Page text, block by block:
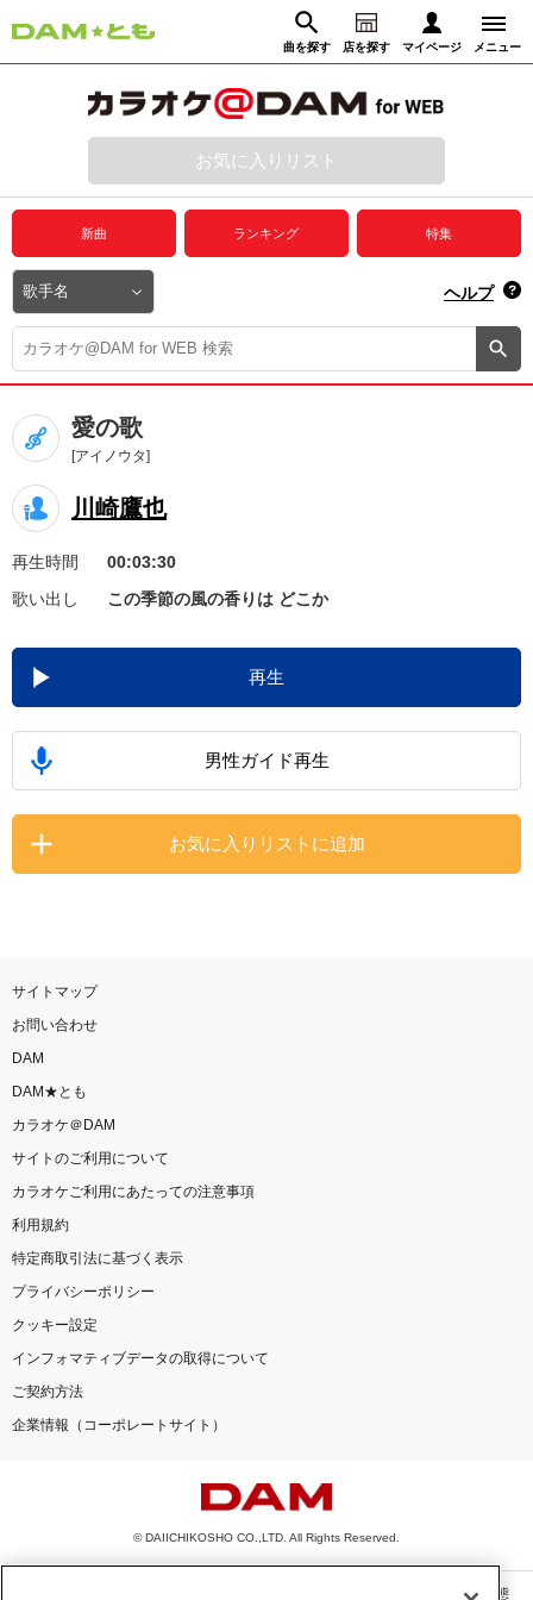
曲を探す 店を探す マイページ メニュー
動画からさがす 録音からさがす
ログイン
プレミアムサービス
DAM★とも動画
DAM★とも録音
カラオケ＠DAM
ユーザー検索
キャンペーン
お知らせ よくあるご質問
DAMの新曲・ランキングなど
カラオケ最新情報をチェック！
家族や友達と一緒に！練習にも！
お気に入りリスト
新曲 ランキング 特集
ヘルプ
愛の歌
[アイノウタ]
川崎鷹也
再生時間
00:03:30
歌い出し
この季節の風の香りは どこか
再生
男性ガイド再生
お気に入りリストに追加
サイトマップ
お問い合わせ
DAM
DAM★とも
カラオケ＠DAM
サイトのご利用について
カラオケご利用にあたっての注意事項
利用規約
特定商取引法に基づく表示
プライバシーポリシー
クッキー設定
インフォマティブデータの取得について
ご契約方法
企業情報（コーポレートサイト）
© DAIICHIKOSHO CO.,LTD. All Rights Reserved.
このサイトに掲載されている一切の文章・画像・写真・動画・音声等を、手段や形態